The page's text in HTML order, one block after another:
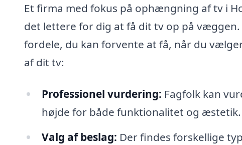
Et firma med fokus på ophængning af tv i
det lettere for dig at få dit tv op på
fordele, du kan forvente at få, når du
af dit tv:
Professionel vurdering: Fagfolk kan
højde for både funktionalitet og æstetik.
Valg af beslag: Der findes forskellige